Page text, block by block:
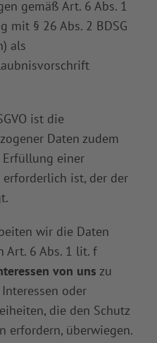
gemäß Art. 6 Abs. 1
mit § 26 Abs. 2 BDSG
als
ist die
Daten zudem
Erfüllung einer
erforderlich ist, der der
wir die Daten
Art. 6 Abs. 1 lit. f
von uns zu
oder
die den Schutz
erfordern, überwiegen.